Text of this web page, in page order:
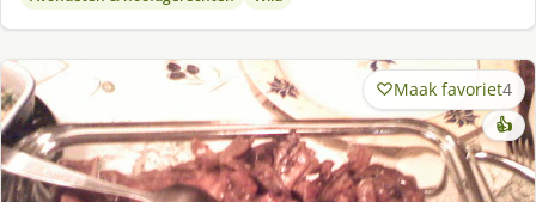
Maak favoriet4
👍